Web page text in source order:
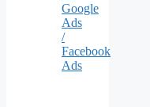
Google
Ads
/
Facebook
Ads